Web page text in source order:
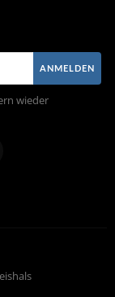
ANMELDEN
wieder